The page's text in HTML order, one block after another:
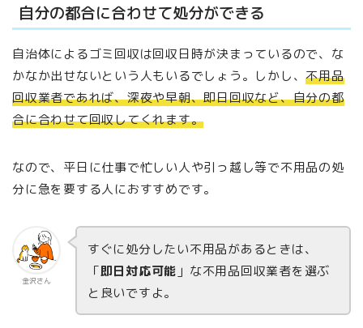
自分の都合に合わせて処分ができる
自治体によるゴミ回収は回収日時が決まっているので、な
かなか出せないという人もいるでしょう。しかし、不用品
回収業者であれば、深夜や早朝、即日回収など、自分の都
合に合わせて回収してくれます。
なので、平日に仕事で忙しい人や引っ越し等で不用品の処
分に急を要する人におすすめです。
金沢さん
すぐに処分したい不用品があるときは、
「即日対応可能 」な不用品回収業者を選ぶ
と良いですよ。